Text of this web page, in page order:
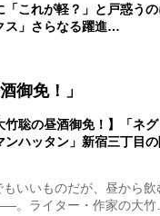
「これが軽？」と戸惑う
」さらなる躍進…
御免！」
竹聡の昼酒御免！】「ネ
ンハッタン」新宿三丁目
いいものだが、昼から飲
。ライター・作家の大竹